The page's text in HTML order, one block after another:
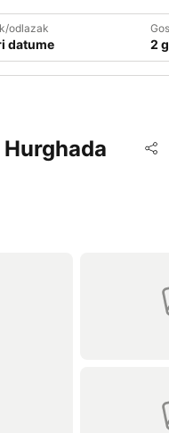
odlazak
datume 2
Deli